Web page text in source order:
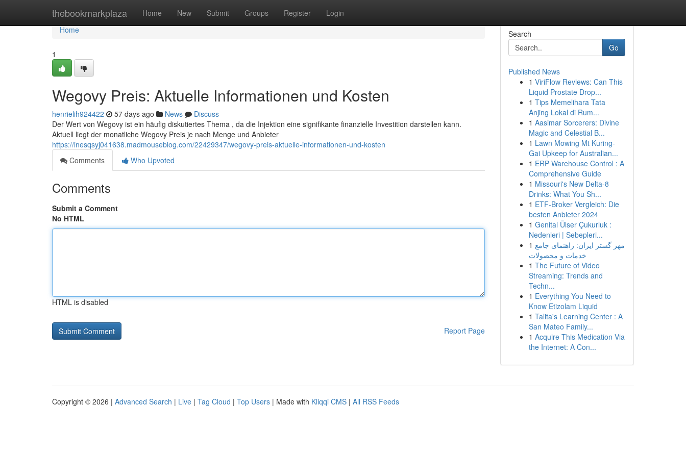
thebookmarkplaza Home New Submit Groups Register Login
Home
Home
1
Wegovy Preis: Aktuelle Informationen und Kosten
henrielih924422 57 days ago News
Discuss
Der Wert von Wegovy ist ein häufig diskutiertes Thema , da die Injektion eine signifikante finanzielle Investition darstellen kann.
Aktuell liegt der monatliche Wegovy Preis je nach Menge und Anbieter
https://inesqsyj041638.madmouseblog.com/22429347/wegovy-preis-aktuelle-informationen-und-kosten
Comments
Who Upvoted
Comments
Submit a Comment
No HTML
HTML is disabled
Report Page
Search
Go
Published News
1 ViriFlow Reviews: Can This
Liquid Prostate Drop...
1 Tips Memelihara Tata
Anjing Lokal di Rum...
1 Aasimar Sorcerers: Divine
Magic and Celestial B...
1 Lawn Mowing Mt Kuring-
Gai Upkeep for Australian...
1 ERP Warehouse Control : A
Comprehensive Guide
1 Missouri's New Delta-8
Drinks: What You Sh...
1 ETF-Broker Vergleich: Die
besten Anbieter 2024
1 Genital Ülser Çukurluk :
Nedenleri | Sebepleri...
1 مهر گستر ایران: راهنمای جامع
خدمات و محصولات
1 The Future of Video
Streaming: Trends and
Techn...
1 Everything You Need to
Know Etizolam Liquid
1 Talita's Learning Center : A
San Mateo Family...
1 Acquire This Medication Via
the Internet: A Con...
Copyright © 2026 | Advanced Search | Live | Tag Cloud | Top Users | Made with Kliqqi CMS | All RSS Feeds